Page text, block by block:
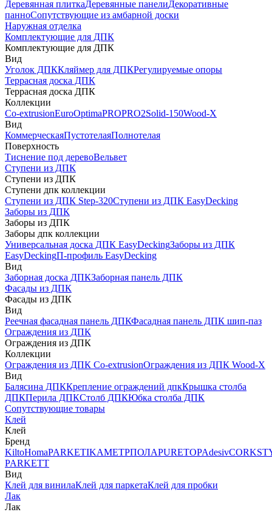
Деревянная плиткаДеревянные панелиДекоративные
панноСопутствующие из амбарной доски
Наружная отделка
Комплектующие для ДПК
Комплектующие для ДПК
Вид
Уголок ДПККляймер для ДПКРегулируемые опоры
Террасная доска ДПК
Террасная доска ДПК
Коллекции
Co-extrusionEuroOptimaPROPRO2Solid-150Wood-X
Вид
КоммерческаяПустотелаяПолнотелая
Поверхность
Тиснение под деревоВельвет
Ступени из ДПК
Ступени из ДПК
Ступени дпк коллекции
Ступени из ДПК Step-320Ступени из ДПК EasyDecking
Заборы из ДПК
Заборы из ДПК
Заборы дпк коллекции
Универсальная доска ДПК EasyDeckingЗаборы из ДПК
EasyDeckingП-профиль EasyDecking
Вид
Заборная доска ДПКЗаборная панель ДПК
Фасады из ДПК
Фасады из ДПК
Вид
Реечная фасадная панель ДПКФасадная панель ДПК шип-паз
Ограждения из ДПК
Ограждения из ДПК
Коллекции
Ограждения из ДПК Co-extrusionОграждения из ДПК Wood-X
Вид
Балясина ДПККрепление ограждений дпкКрышка столба
ДПКПерила ДПКСтолб ДПКЮбка столба ДПК
Сопутствующие товары
Клей
Клей
Бренд
KiltoHomaPARKETIKAМЕТРПОЛАPURETOPAdesiv
PARKETT
Вид
Клей для винилаКлей для паркетаКлей для пробки
Лак
Лак